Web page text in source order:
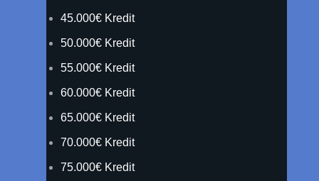
45.000€ Kredit
50.000€ Kredit
55.000€ Kredit
60.000€ Kredit
65.000€ Kredit
70.000€ Kredit
75.000€ Kredit